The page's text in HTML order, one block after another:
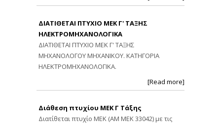
ΔΙΑΤΙΘΕΤΑΙ ΠΤΥΧΙΟ ΜΕΚ Γ' ΤΑΞΗΣ
ΗΛΕΚΤΡΟΜΗΧΑΝΟΛΟΓΙΚΑ
ΔΙΑΤΙΘΕΤΑΙ ΠΤΥΧΙΟ ΜΕΚ Γ' ΤΑΞΗΣ
ΜΗΧΑΝΟΛΟΓΟΥ ΜΗΧΑΝΙΚΟΥ. ΚΑΤΗΓΟΡΙΑ
ΗΛΕΚΤΡΟΜΗΧΑΝΟΛΟΓΙΚΑ.
[Read more]
Διάθεση πτυχίου ΜΕΚ Γ Τάξης
Διατίθεται πτυχίο ΜΕΚ (ΑΜ ΜΕΚ 33042) με τις